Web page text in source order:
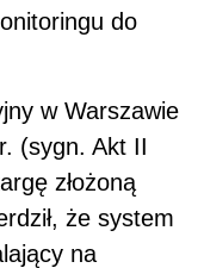
do
w Warszawie
(sygn. Akt II
złożoną
że system
na